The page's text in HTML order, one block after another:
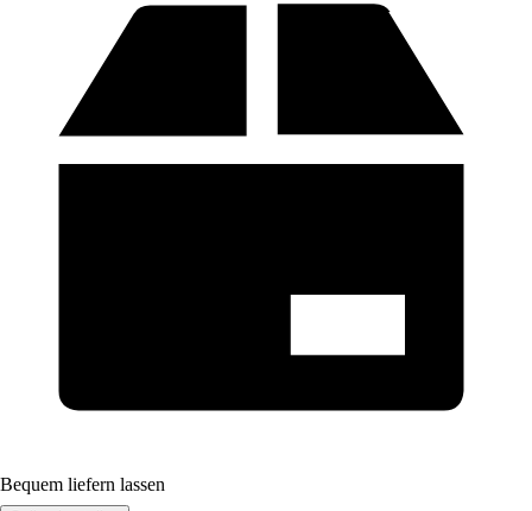
Bequem liefern lassen